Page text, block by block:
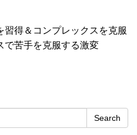
得＆コンプレックスを克服
で苦手を克服する激変
Search